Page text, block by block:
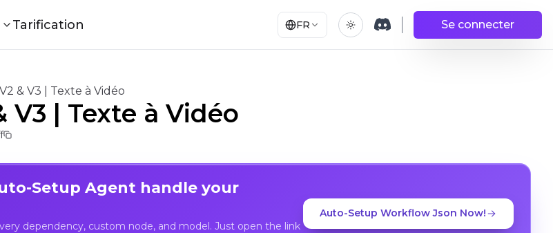
Tarification FR Se connecter
& V3 | Texte à Vidéo
| Texte à Vidéo
Setup Agent handle your
dependency, custom node, and model. Just open the link
Auto-Setup Workflow Json Now!